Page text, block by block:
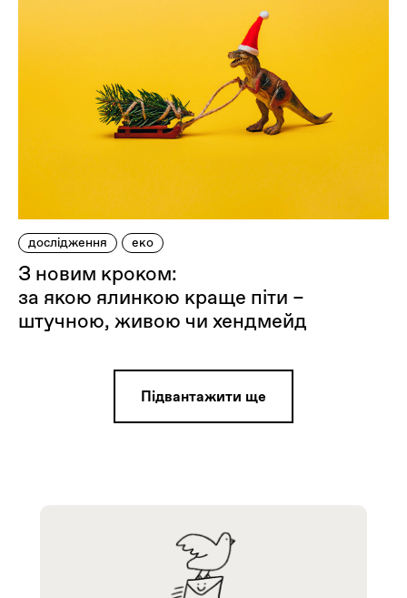
дослідження еко
З новим кроком:
за якою ялинкою краще піти –
штучною, живою чи хендмейд
Пiдвантажити ще